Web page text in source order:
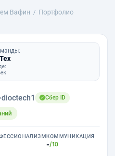
Вафин
Портфолио
dioctech1 Сбер ID
КОММУНИКАЦИЯ
-/10